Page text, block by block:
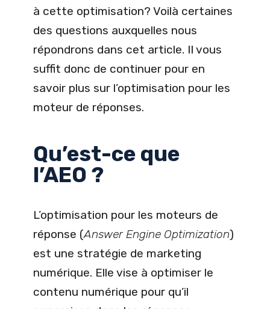
à cette optimisation? Voilà certaines
des questions auxquelles nous
répondrons dans cet article. Il vous
suffit donc de continuer pour en
savoir plus sur l’optimisation pour les
moteur de réponses.
Qu’est-ce que
l’AEO ?
L’optimisation pour les moteurs de
réponse (Answer Engine Optimization)
est une stratégie de marketing
numérique. Elle vise à optimiser le
contenu numérique pour qu’il